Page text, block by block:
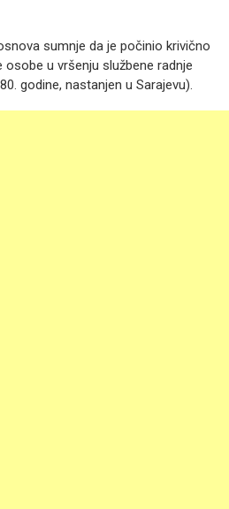
sumnje da je počinio krivično
osobe u vršenju službene radnje
godine, nastanjen u Sarajevu).